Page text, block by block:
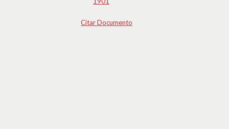
Citar Documento